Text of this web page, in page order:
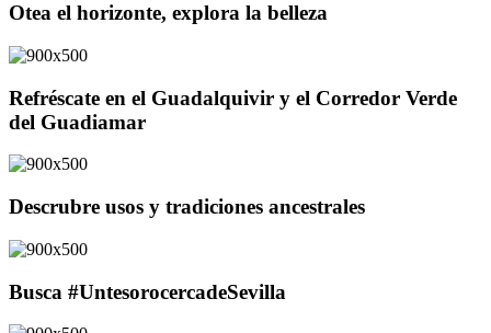
Otea el horizonte, explora la belleza
Refréscate en el Guadalquivir y el Corredor Verde
del Guadiamar
Descrubre usos y tradiciones ancestrales
Busca #UntesorocercadeSevilla